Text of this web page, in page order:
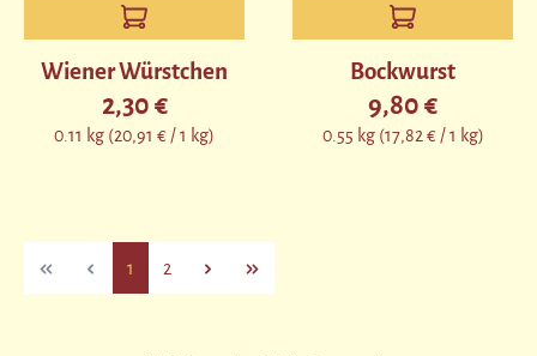
Wiener Würstchen
Regulärer Preis:
2,30 €
0.11 kg (20,91 € / 1 kg)
Bockwurst
Regulärer Preis:
9,80 €
0.55 kg (17,82 € / 1 kg)
Seite
1 Seite
2